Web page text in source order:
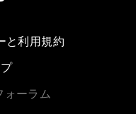
と利用規約
ォーラム